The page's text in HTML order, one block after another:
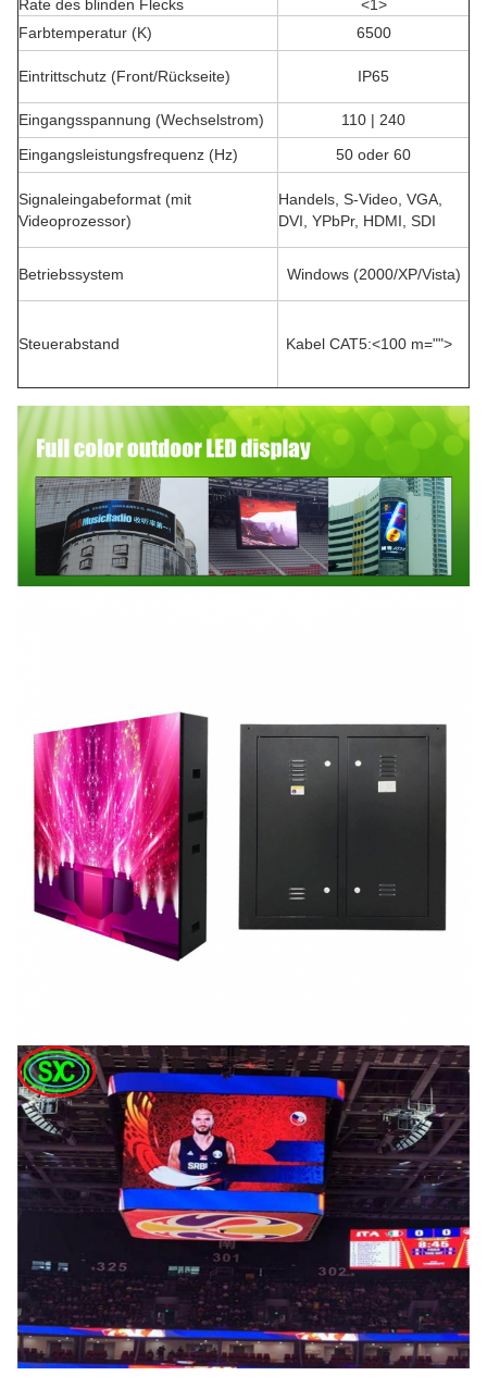
Rate des blinden Flecks
<1>
Farbtemperatur (K)
6500
Eintrittschutz (Front/Rückseite) IP65
Eingangsspannung (Wechselstrom)
110 | 240
Eingangsleistungsfrequenz (Hz)
50 oder 60
Signaleingabeformat (mit
Videoprozessor)
Handels, S-Video, VGA,
DVI, YPbPr, HDMI, SDI
Betriebssystem Windows (2000/XP/Vista)
Steuerabstand Kabel CAT5:<100 m="">